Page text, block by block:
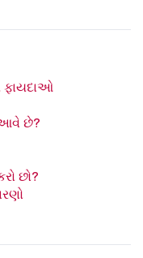
ફાયદાઓ
છે?
છો?